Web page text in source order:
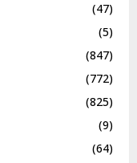
(47)
(5)
(847)
(772)
(825)
(9)
(64)